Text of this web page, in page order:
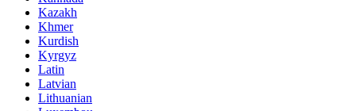
Kazakh
Khmer
Kurdish
Kyrgyz
Latin
Latvian
Lithuanian